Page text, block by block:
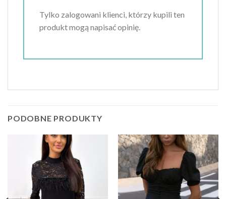
Tylko zalogowani klienci, którzy kupili ten
produkt mogą napisać opinię.
PODOBNE PRODUKTY